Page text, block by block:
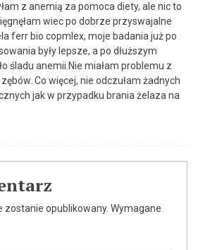
z anemią za pomoca diety, ale nic to
wiec po dobrze przyswajalne
ferr bio copmlex, moje badania już po
były lepsze, a po dłuższym
śladu anemii.Nie miałam problemu z
Co więcej, nie odczułam żadnych
jak w przypadku brania żelaza na
zostanie opublikowany. Wymagane